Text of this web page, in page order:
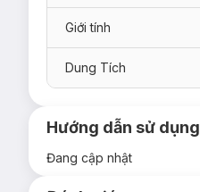
Giới tính
Dung Tích
Hướng dẫn sử dụng
Đang cập nhật